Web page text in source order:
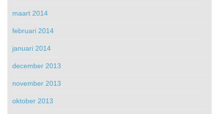
maart 2014
februari 2014
januari 2014
december 2013
november 2013
oktober 2013